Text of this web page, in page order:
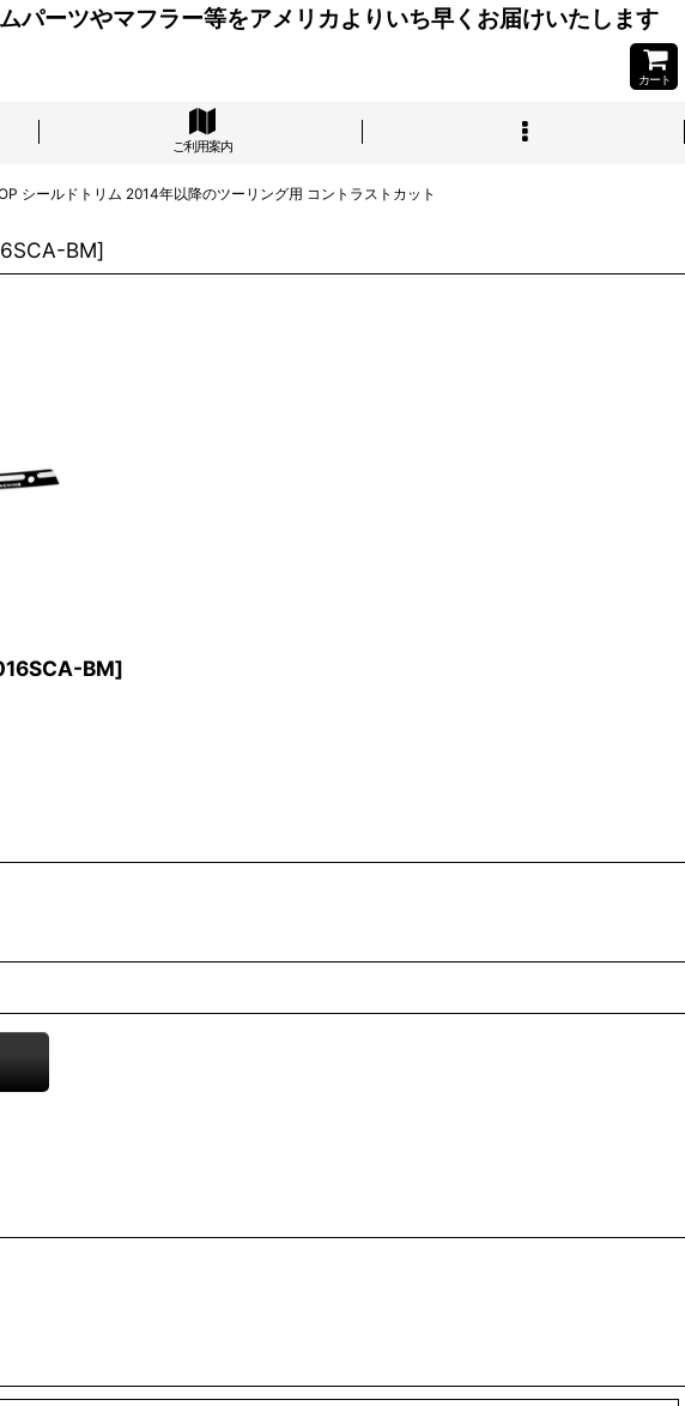
パーツやマフラー等をアメリカよりいち早くお届けいたします
カート
ご利用案内
シールドトリム 2014年以降のツーリング用 コントラストカット
BM]
BM]